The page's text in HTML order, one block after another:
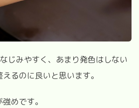
じみやすく、あまり発色はしない
るのに良いと思います。
めです。